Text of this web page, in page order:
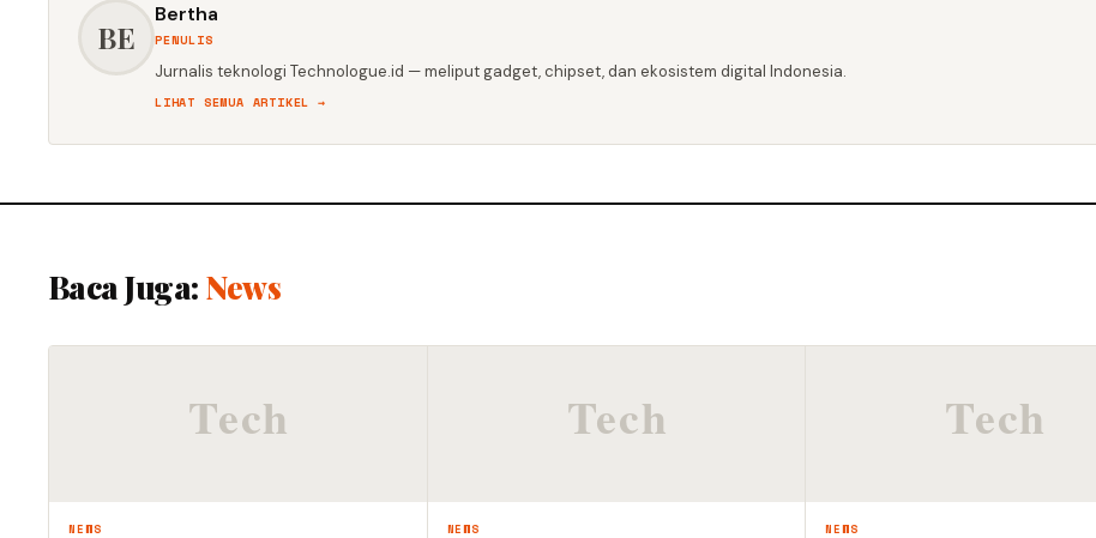
BE
Bertha
PENULIS
Jurnalis teknologi Technologue.id — meliput gadget, chipset, dan ekosistem digital Indonesia.
LIHAT SEMUA ARTIKEL →
Baca Juga: News
NEWS NEWS NEWS